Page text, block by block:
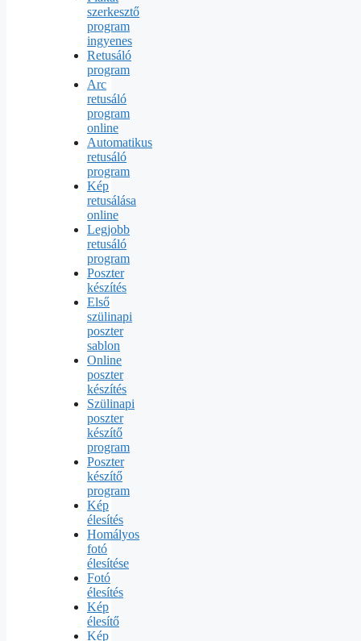
szerkesztő
program
ingyenes
Retusáló
program
Arc
retusáló
program
online
Automatikus
retusáló
program
Kép
retusálása
online
Legjobb
retusáló
program
Poszter
készítés
Első
szülinapi
poszter
sablon
Online
poszter
készítés
Szülinapi
poszter
készítő
program
Poszter
készítő
program
Kép
élesítés
Homályos
fotó
élesítése
Fotó
élesítés
Kép
élesítő
Kép